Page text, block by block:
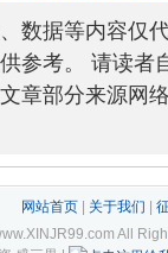
数据等内容仅
参考。 请读者
章部分来源网
网站首页| 关于我们
All